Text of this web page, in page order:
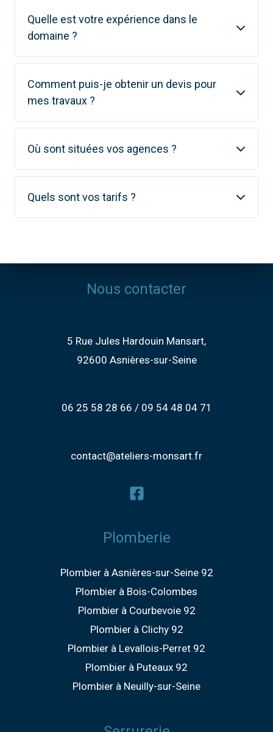
Quelle est votre expérience dans le
domaine ?
Comment puis-je obtenir un devis pour
mes travaux ?
Où sont situées vos agences ?
Quels sont vos tarifs ?
Nous contacter
5 Rue Jules Hardouin Mansart,
92600 Asnières-sur-Seine
06 25 58 28 66 / 09 54 48 04 71
contact@ateliers-monsart.fr
Plomberie
Plombier à Asnières-sur-Seine 92
Plombier à Bois-Colombes
Plombier à Courbevoie 92
Plombier à Clichy 92
Plombier à Levallois-Perret 92
Plombier à Puteaux 92
Plombier à Neuilly-sur-Seine